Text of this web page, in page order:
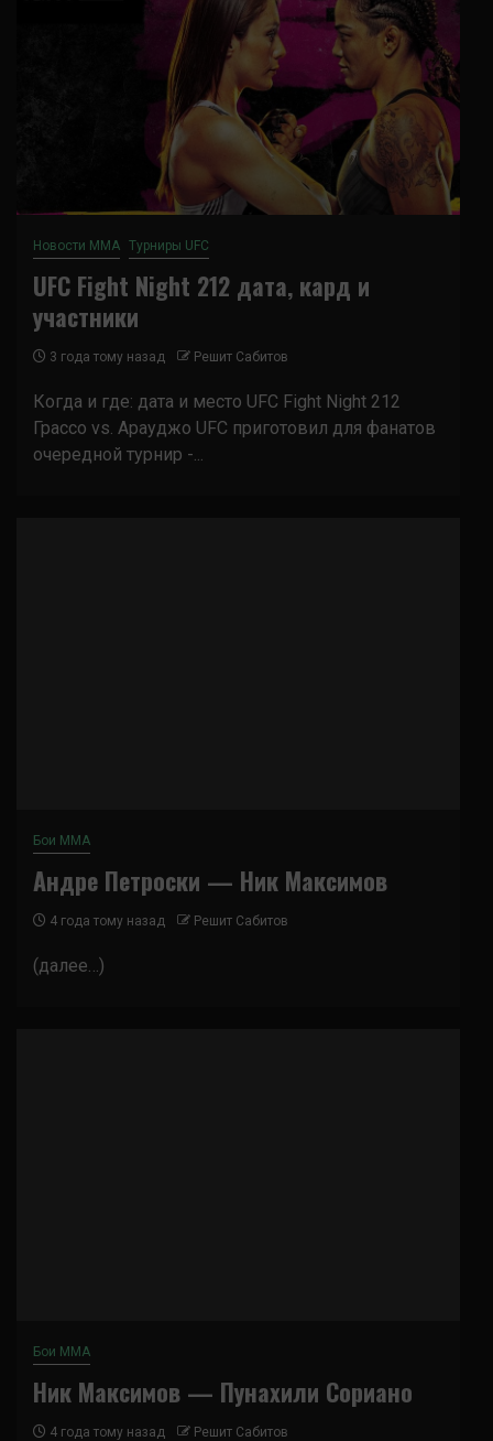
Новости ММА Турниры UFC
UFC Fight Night 212 дата, кард и
участники
3 года тому назад Решит Сабитов
Когда и где: дата и место UFC Fight Night 212
Грассо vs. Арауджо UFC приготовил для фанатов
очередной турнир -...
Бои ММА
Андре Петроски — Ник Максимов
4 года тому назад Решит Сабитов
(далее…)
Бои ММА
Ник Максимов — Пунахили Сориано
4 года тому назад Решит Сабитов